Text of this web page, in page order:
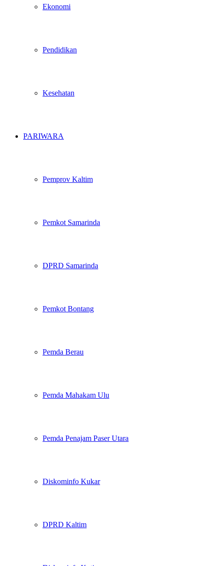
Ekonomi
Pendidikan
Kesehatan
PARIWARA
Pemprov Kaltim
Pemkot Samarinda
DPRD Samarinda
Pemkot Bontang
Pemda Berau
Pemda Mahakam Ulu
Pemda Penajam Paser Utara
Diskominfo Kukar
DPRD Kaltim